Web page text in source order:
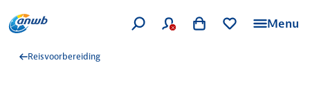
Menu
Reisvoorbereiding